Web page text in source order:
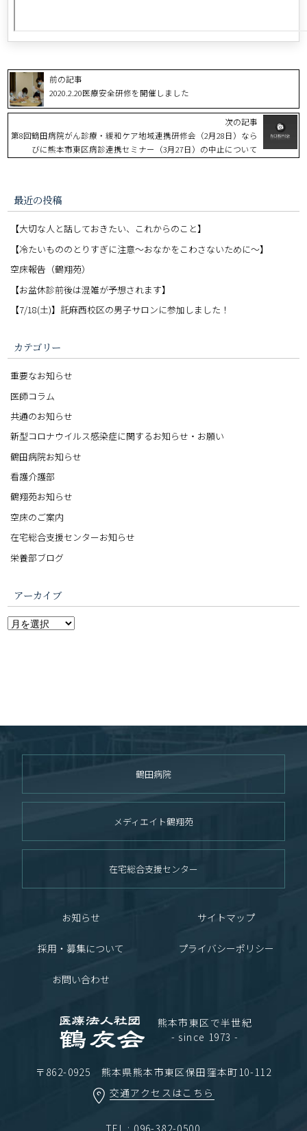
前の記事
2020.2.20医療安全研修を開催しました
次の記事
第8回鶴田病院がん診療・緩和ケア地域連携研修会（2月28日）なら
びに熊本市東区病診連携セミナー（3月27日）の中止について
最近の投稿
【大切な人と話しておきたい、これからのこと】
【冷たいもののとりすぎに注意〜おなかをこわさないために〜】
空床報告（鶴翔苑）
【お盆休診前後は混雑が予想されます】
【7/18(土)】託麻西校区の男子サロンに参加しました！
カテゴリー
重要なお知らせ
医師コラム
共通のお知らせ
新型コロナウイルス感染症に関するお知らせ・お願い
鶴田病院お知らせ
看護介護部
鶴翔苑お知らせ
空床のご案内
在宅総合支援センターお知らせ
栄養部ブログ
アーカイブ
熊本市東区で半世紀
- since 1973 -
〒862-0925 熊本県熊本市東区保田窪本町10-112
交通アクセスはこちら
鶴田病院
メディエイト鶴翔苑
在宅総合支援センター
お知らせ サイトマップ
採用・募集について プライバシーポリシー
お問い合わせ